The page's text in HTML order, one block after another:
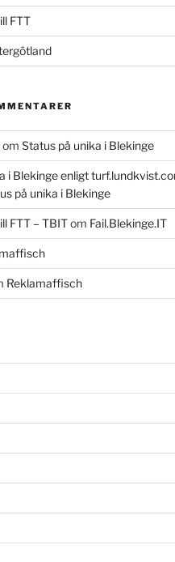
FTT
om Status på unika i Blekinge
i Blekinge enligt
på unika i Blekinge
FTT – TBITom Fail.Blekinge.IT
Reklamaffisch